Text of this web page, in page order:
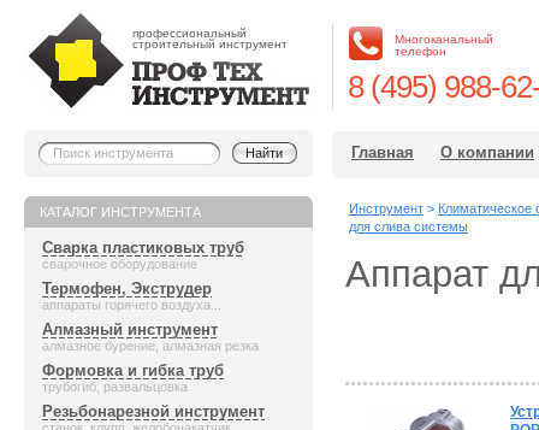
профессиональный
строительный инструмент
Многоканальный
телефон
8 (495) 988-
Главная О компании
КАТАЛОГ ИНСТРУМЕНТА
Сварка пластиковых труб
сварочное оборудование
Термофен, Экструдер
аппараты горячего воздуха...
Алмазный инструмент
алмазное бурение, алмазная резка
Формовка и гибка труб
трубогиб, развальцовка
Резьбонарезной инструмент
Инструмент > Климатическое
для слива системы
Аппарат